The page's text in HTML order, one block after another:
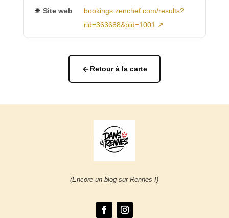
🌐 Site web
bookings.zenchef.com/results?
rid=363688&pid=1001 ↗
Retour à la carte
(Encore un blog sur Rennes !)